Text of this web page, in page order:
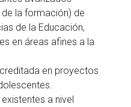
la formación) de
de la Educación,
en áreas afines a la
en proyectos
a nivel